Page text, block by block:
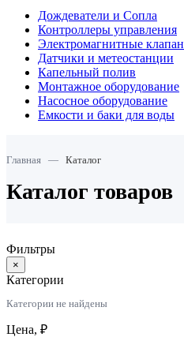
Дождеватели и Сопла
Контроллеры управления
Электромагнитные
Датчики и метеостанции
Капельный полив
Монтажное оборудование
Насосное оборудование
Емкости и баки для воды
Главная — Каталог
Каталог товаров
Фильтры
×
Категории
Категории не найдены
Цена, ₽